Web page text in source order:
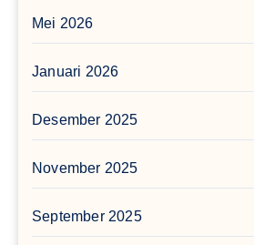
Mei 2026
Januari 2026
Desember 2025
November 2025
September 2025